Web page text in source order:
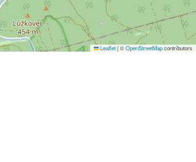
Leaflet|©OpenStreetMapcontributors